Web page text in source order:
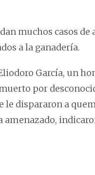
muchos casos
a la ganadería.
García, un
por
le dispararon a
amenazado,